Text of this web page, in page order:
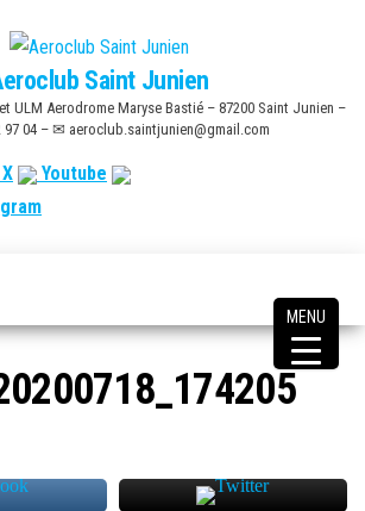
Saint Junien
ULM Aerodrome Maryse Bastié – 87200 Saint Junien –
04 – ✉ aeroclub.saintjunien@gmail.com
X
Youtube
MENU